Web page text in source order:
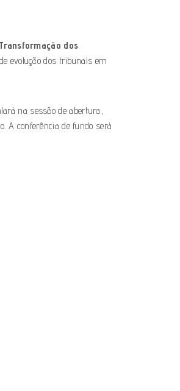
dos
evolução dos tribunais em
na sessão de abertura,
A conferência de fundo será